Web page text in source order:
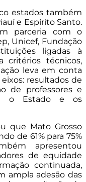
estados também
e Espírito Santo.
parceria com o
Unicef, Fundação
ligadas à
critérios técnicos,
leva em conta
resultados de
de professores e
o Estado e os
que Mato Grosso
de 61% para 75%
apresentou
de equidade
continuada,
ampla adesão das